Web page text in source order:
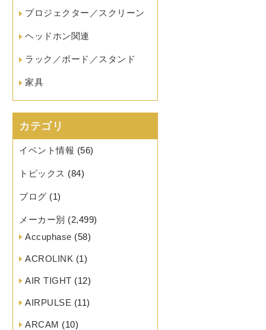
プロジェクター／スクリーン
ヘッドホン関連
ラック／ボード／スタンド
家具
カテゴリ
イベント情報 (56)
トピックス (84)
ブログ (1)
メーカー別 (2,499)
Accuphase (58)
ACROLINK (1)
AIR TIGHT (12)
AIRPULSE (11)
ARCAM (10)